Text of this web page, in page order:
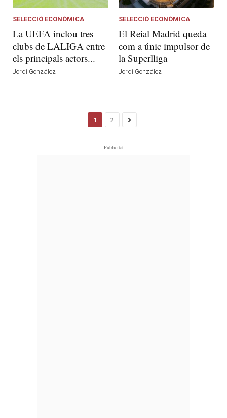
SELECCIÓ ECONÒMICA
La UEFA inclou tres
clubs de LALIGA entre
els principals actors...
Jordi González
SELECCIÓ ECONÒMICA
El Reial Madrid queda
com a únic impulsor de
la Superlliga
Jordi González
1 2
- Publicitat -